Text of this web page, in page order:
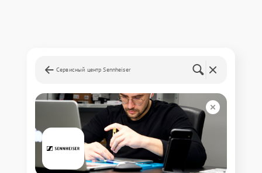
Сервисный центр Sennheiser